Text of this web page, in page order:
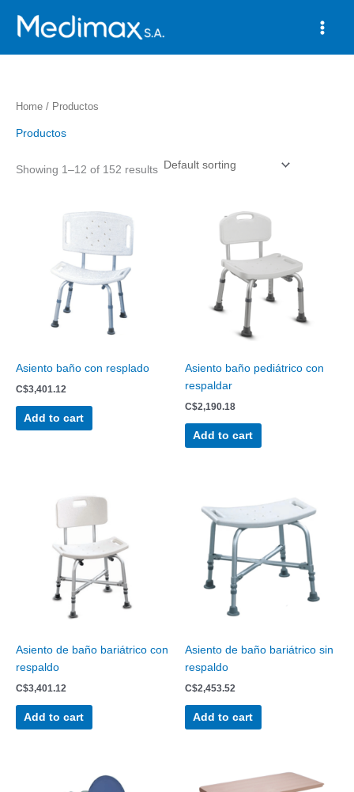
Home / Productos
Productos
Showing 1–12 of 152 results
Asiento baño con resplado
C$3,401.12
Add to cart
Asiento baño pediátrico con
respaldar
C$2,190.18
Add to cart
Asiento de baño bariátrico con
respaldo
C$3,401.12
Add to cart
Asiento de baño bariátrico sin
respaldo
C$2,453.52
Add to cart